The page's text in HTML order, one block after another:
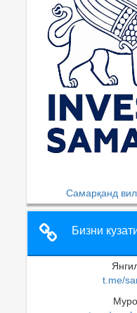
Самарқанд
Бизни
t.me/